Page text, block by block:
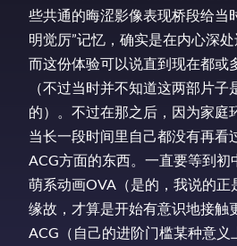
些共通的晦涩影像表现桥段给当
明觉厉”记忆，确实是在内心深处
而这份体验可以说直到现在都或
（不过当时并不知道这两部片
的）。不过在那之后，因为家庭
当长一段时间里自己都没有再看
ACG方面的东西。一直要等到初
萌系动画OVA（是的，我说的正
缘故，才算是开始有意识地接触
ACG（自己的进阶门槛某种意义